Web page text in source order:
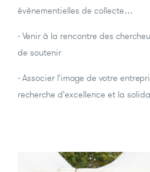
évènementielles de collecte…
- Venir à la rencontre des
de soutenir
- Associer l'image de votre
recherche d'excellence et la